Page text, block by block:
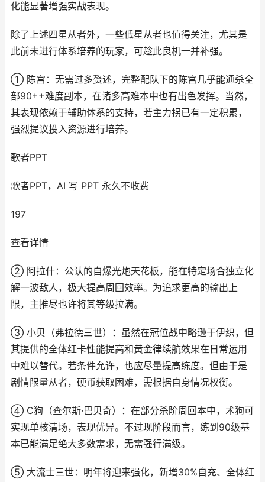
化能显著增强实战表现。
除了上述四星从者外，一些低星从者也值得关注，尤其是
此前未进行体系培养的玩家，可趁此良机一并补强。
① 陈宫：无需过多赘述，完整配队下的陈宫几乎能通杀全
部90++难度副本，在诸多高难本中也有出色发挥。当然，
其表现依赖于辅助体系的支持，若主力拐已有一定积累，
强烈提议投入资源进行培养。
歌者PPT
歌者PPT，AI 写 PPT 永久不收费
197
查看详情
② 阿拉什：公认的自爆光炮天花板，能在特定场合独立化
解一波敌人，极大提高周回效率。为追求更高的输出上
限，主推尽也许将其等级拉满。
③ 小贝（弗拉德三世）：虽然在冠位战中略逊于伊织，但
其提供的全体红卡性能提高和黄金律续航效果在日常运用
中难以替代。若条件允许，也应尽量提高练度。但由于是
剧情限量从者，硬币获取困难，需根据自身情况权衡。
④ C狗（查尔斯·巴贝奇）：在部分杀阶周回本中，术狗可
实现单核清场，表现优异。不过现阶段而言，练到90级基
本已能满足绝大多数需求，无需强行满级。
⑤ 大流士三世：明年将迎来强化，新增30%自充、全体红